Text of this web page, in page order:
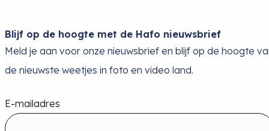
Blijf op de hoogte met de Hafo nieuwsbrief
Meld je aan voor onze nieuwsbrief en blijf op de hoogte
de nieuwste weetjes in foto en video land.
E-mailadres